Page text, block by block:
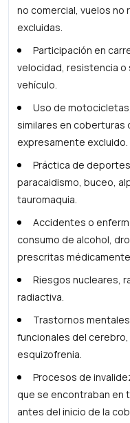
no comercial, vuelos no
excluidas.
Participación en
velocidad, resistencia
vehículo.
Uso de
similares en coberturas
expresamente excluido.
Práctica de
paracaidismo, buceo,
tauromaquia.
Accidentes o
consumo de alcohol,
prescritas
Riesgos nucleares,
radiactiva.
Trastornos
funcionales del
esquizofrenia.
Procesos de
que se encontraban en
antes del inicio de la